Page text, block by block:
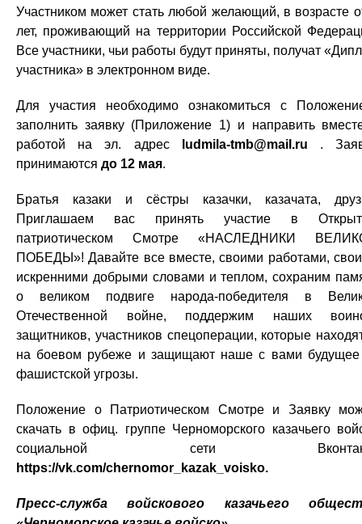
Участником может стать любой желающий, в возрасте
лет, проживающий на территории Российской
Все участники, чьи работы будут приняты, получат
участника» в электронном виде.
Для участия необходимо ознакомиться с
заполнить заявку (Приложение 1) и направить
работой на эл. адрес
ludmila-tmb@mail.ru .
принимаются до 12 мая.
Братья казаки и сёстры казачки, казачата,
Приглашаем вас принять участие в
патриотическом Смотре «НАСЛЕДНИКИ
ПОБЕДЫ»! Давайте все вместе, своими работами,
искренними добрыми словами и теплом, сохраним
о великом подвиге народа-победителя в
Отечественной войне, поддержим наших
защитников, участников спецоперации, которые
на боевом рубеже и защищают наше с вами будущее
фашистской угрозы.
Положение о Патриотическом Смотре и Заявку
скачать в офиц. группе Черноморского казачьего
социальной сети
https://vk.com/chernomor_kazak_voisko.
Пресс-служба войскового казачьего